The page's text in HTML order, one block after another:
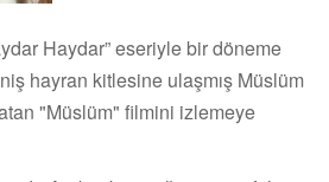
Haydar” eseriyle bir döneme
hayran kitlesine ulaşmış Müslüm
"Müslüm" filmini izlemeye